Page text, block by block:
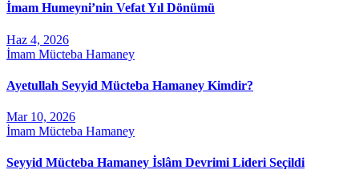
İmam Humeyni’nin Vefat Yıl Dönümü
Haz 4, 2026
İmam Mücteba Hamaney
Ayetullah Seyyid Mücteba Hamaney Kimdir?
Mar 10, 2026
İmam Mücteba Hamaney
Seyyid Mücteba Hamaney İslâm Devrimi Lideri Seçildi